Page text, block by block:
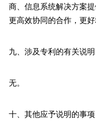
商、信息系统解决方案
更高效协同的合作，更好
九、涉及专利的有关说明
无。
十、其他应予说明的事项